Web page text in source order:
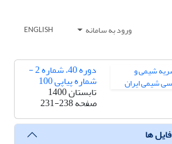
ورود به سامانه ENGLISH
دوره 40، شماره 2 -
شماره پیاپی 100
تابستان 1400
صفحه231-238
فایل ها